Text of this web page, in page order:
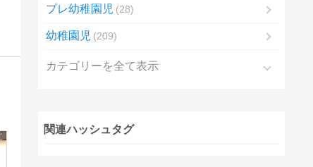
プレ幼稚園児 28
幼稚園児 209
カテゴリーを全て表示
関連ハッシュタグ